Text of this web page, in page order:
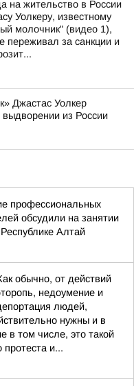
на жительство в России
Уолкеру, известному
молочник" (видео 1),
переживал за санкции и
Джастас Уолкер
выдворении из России
профессиональных
обсудили на занятии
Алтай
обычно, от действий
недоумение и
людей,
нужны и в
в том числе, это такой
протеста и...